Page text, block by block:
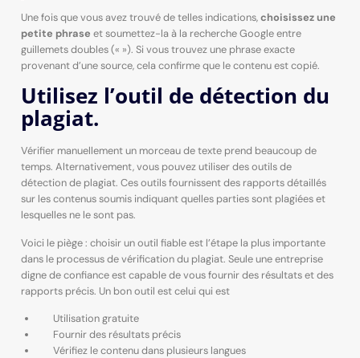
Une fois que vous avez trouvé de telles indications,choisissez une
petite phrase et soumettez-la à la recherche Google entre
guillemets doubles (« »). Si vous trouvez une phrase exacte
provenant d’une source, cela confirme que le contenu est copié.
Utilisez l’outil de détection du
plagiat.
Vérifier manuellement un morceau de texte prend beaucoup de
temps. Alternativement, vous pouvez utiliser des outils de
détection de plagiat. Ces outils fournissent des rapports détaillés
sur les contenus soumis indiquant quelles parties sont plagiées et
lesquelles ne le sont pas.
Voici le piège : choisir un outil fiable est l’étape la plus importante
dans le processus de vérification du plagiat. Seule une entreprise
digne de confiance est capable de vous fournir des résultats et des
rapports précis. Un bon outil est celui qui est
Utilisation gratuite
Fournir des résultats précis
Vérifiez le contenu dans plusieurs langues